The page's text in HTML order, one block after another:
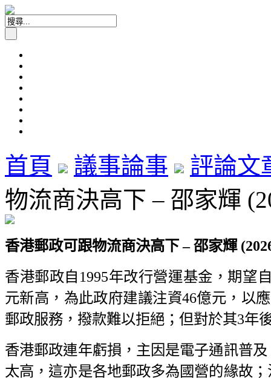
首頁 議事論事
評論文
物流商決高下 – 邵家輝
香港郵政可跟物流商決高下–邵家輝
香港郵政自 1995年改行營運基金，期望
元新高，為此政府建議注資46億元，以
郵政服務，撥款難以拒絕；但對於其3年
香港郵政連年虧損，主因是電子通訊普
太高，這亦是各地郵政多為國營的緣故